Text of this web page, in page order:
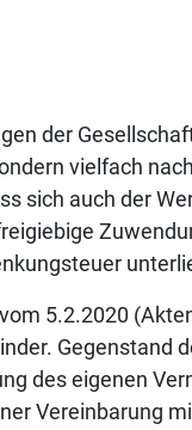
der
vielfach
sich auch der
5.2.2020
Gegenstand
des eigenen
Vereinbarung